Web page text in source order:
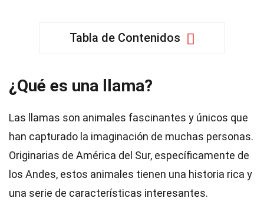
Tabla de Contenidos
¿Qué es una llama?
Las llamas son animales fascinantes y únicos que
han capturado la imaginación de muchas personas.
Originarias de América del Sur, específicamente de
los Andes, estos animales tienen una historia rica y
una serie de características interesantes.